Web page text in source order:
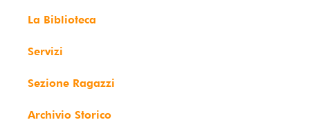
La Biblioteca
Servizi
Sezione Ragazzi
Archivio Storico